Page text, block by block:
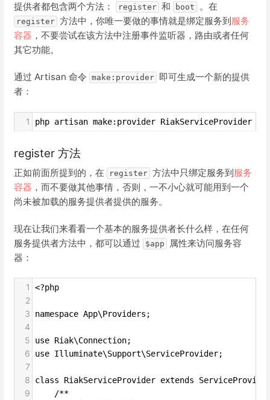
提供者都包含两个方法：
register 和 boot 。在
register 方法中，你唯一要做的事情就是绑定服务到 服务
容器 ，不要尝试在该方法中注册事件监听器，路由或者任何
其它功能。
通过 Artisan 命令 make:provider 即可生成一个新的提供
者：
1 php artisan make:provider RiakServiceProvider
register 方法
正如前面所提到的，在 register 方法中只绑定服务到服务
容器 ，而不要做其他事情，否则，一不小心就可能用到一个
尚未被加载的服务提供者提供的服务。
现在让我们来看看一个基本的服务提供者长什么样，在任何
服务提供者方法中，都可以通过
$app
属性来访问服务容
器：
1 <?php
2
3
namespace App\Providers;
4
5
use Riak\Connection;
6 use Illuminate\Support\ServiceProvider;
7
8
class RiakServiceProvider extends
9
    /**